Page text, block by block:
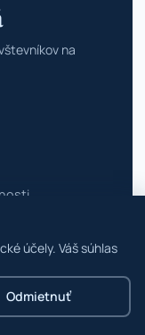
účely. Váš súhlas
Odmietnuť
na
špecialisti